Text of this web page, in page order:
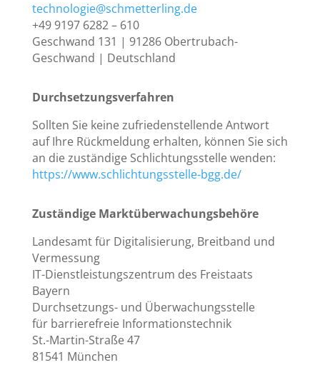
technologie@schmetterling.de
+49 9197 6282 – 610
Geschwand 131 | 91286 Obertrubach-
Geschwand | Deutschland
Durchsetzungsverfahren
Sollten Sie keine zufriedenstellende Antwort
auf Ihre Rückmeldung erhalten, können Sie sich
an die zuständige Schlichtungsstelle wenden:
https://www.schlichtungsstelle-bgg.de/
Zuständige Marktüberwachungsbehöre
Landesamt für Digitalisierung, Breitband und
Vermessung
IT-Dienstleistungszentrum des Freistaats
Bayern
Durchsetzungs- und Überwachungsstelle
für barrierefreie Informationstechnik
St.-Martin-Straße 47
81541 München